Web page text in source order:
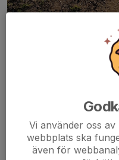
igår genomförde vi vår
Uppslutningen har varit ca
kört detta. Vi hoppas och
som har deltagit och att vi
matcher!
Vi använder oss
webbplats ska
även för